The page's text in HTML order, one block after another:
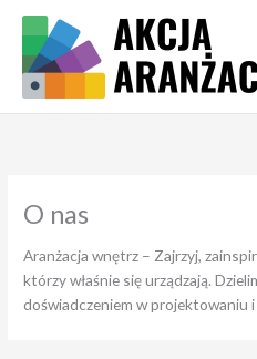
treści
O nas
Aranżacja wnętrz – Zajrzyj,
którzy właśnie się urządzają.
doświadczeniem w projektowaniu